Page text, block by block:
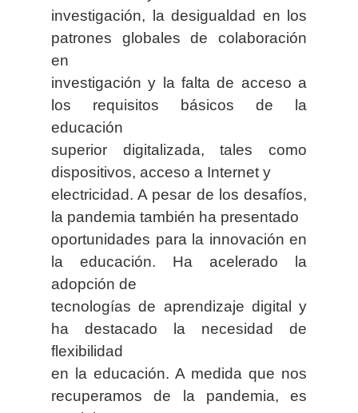
investigación, la desigualdad en los
patrones globales de colaboración
en
investigación y la falta de acceso a
los requisitos básicos de la
educación
superior digitalizada, tales como
dispositivos, acceso a Internet y
electricidad. A pesar de los desafíos,
la pandemia también ha presentado
oportunidades para la innovación en
la educación. Ha acelerado la
adopción de
tecnologías de aprendizaje digital y
ha destacado la necesidad de
flexibilidad
en la educación. A medida que nos
recuperamos de la pandemia, es